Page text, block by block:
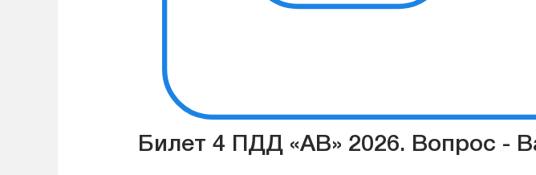
Билет 4 ПДД «АВ» 2026. Вопрос -